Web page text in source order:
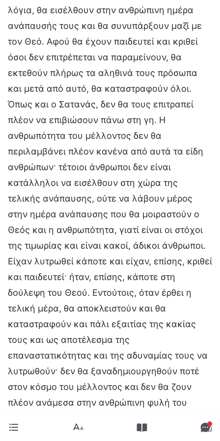
λόγια, θα εισέλθουν στην ανθρώπινη ημέρα
ανάπαυσής τους και θα συνυπάρξουν μαζί με
τον Θεό. Αφού θα έχουν παιδευτεί και κριθεί
όσοι δεν επιτρέπεται να παραμείνουν, θα
εκτεθούν πλήρως τα αληθινά τους πρόσωπα
και μετά από αυτό, θα καταστραφούν όλοι.
Όπως και ο Σατανάς, δεν θα τους επιτραπεί
πλέον να επιβιώσουν πάνω στη γη. Η
ανθρωπότητα του μέλλοντος δεν θα
περιλαμβάνει πλέον κανένα από αυτά τα είδη
ανθρώπων· τέτοιοι άνθρωποι δεν είναι
κατάλληλοι να εισέλθουν στη χώρα της
τελικής ανάπαυσης, ούτε να λάβουν μέρος
στην ημέρα ανάπαυσης που θα μοιραστούν ο
Θεός και η ανθρωπότητα, γιατί είναι οι στόχοι
της τιμωρίας και είναι κακοί, άδικοι άνθρωποι.
Είχαν λυτρωθεί κάποτε και είχαν, επίσης, κριθεί
και παιδευτεί· ήταν, επίσης, κάποτε στη
δούλεψη του Θεού. Εντούτοις, όταν έρθει η
τελική μέρα, θα αποκλειστούν και θα
καταστραφούν και πάλι εξαιτίας της κακίας
τους και ως αποτέλεσμα της
επαναστατικότητας και της αδυναμίας τους να
λυτρωθούν· δεν θα ξαναδημιουργηθούν ποτέ
στον κόσμο του μέλλοντος και δεν θα ζουν
πλέον ανάμεσα στην ανθρώπινη φυλή του
το τελικό έργο του Θεού για την τιμωρία του